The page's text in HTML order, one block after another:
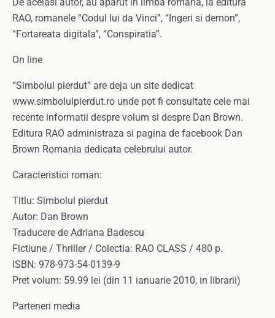
RAO, romanele “Codul lui da Vinci”, “Ingeri si demon”,
“Fortareata digitala”, “Conspiratia”.
On line
“Simbolul pierdut” are deja un site dedicat
www.simbolulpierdut.ro unde pot fi consultate cele mai
recente informatii despre volum si despre Dan Brown.
Editura RAO administraza si pagina de facebook Dan
Brown Romania dedicata celebrului autor.
Caracteristici roman:
Titlu: Simbolul pierdut
Autor: Dan Brown
Traducere de Adriana Badescu
Fictiune / Thriller / Colectia: RAO CLASS / 480 p.
ISBN: 978-973-54-0139-9
Pret volum: 59.99 lei (din 11 ianuarie 2010, in librarii)
Parteneri media